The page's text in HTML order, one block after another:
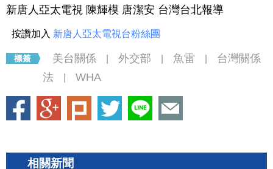
新唐人亞太電視 陳輝模 唐潔安 台灣台北報導
按讚加入 新唐人亞太電視台粉絲團
美台關係 外交部 魚雷
台灣關係
法
WHA
相關新聞